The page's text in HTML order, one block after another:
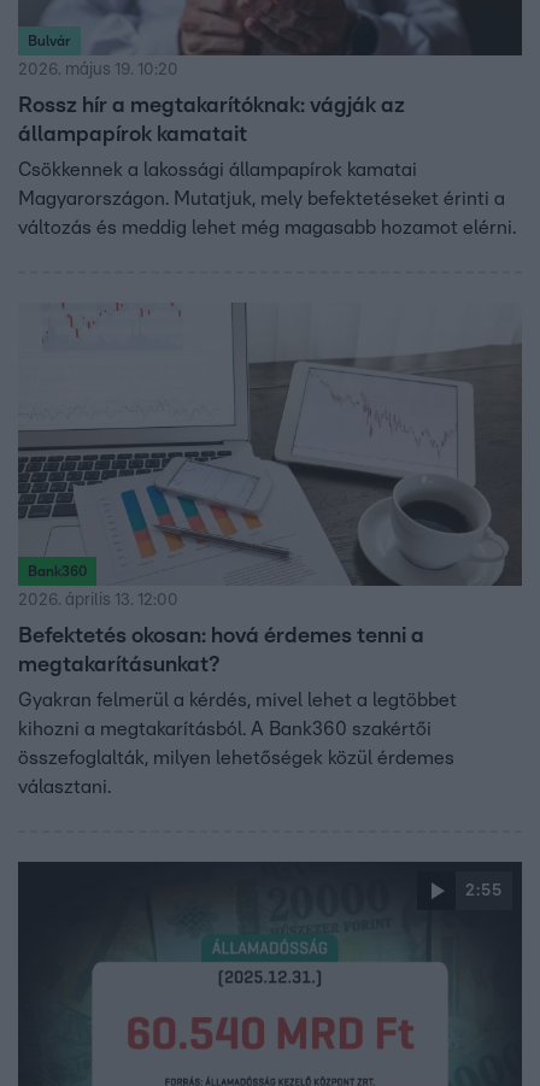
Bulvár
2026. május 19. 10:20
Rossz hír a megtakarítóknak: vágják az
állampapírok kamatait
Csökkennek a lakossági állampapírok kamatai
Magyarországon. Mutatjuk, mely befektetéseket érinti a
változás és meddig lehet még magasabb hozamot elérni.
Bank360
2026. április 13. 12:00
Befektetés okosan: hová érdemes tenni a
megtakarításunkat?
Gyakran felmerül a kérdés, mivel lehet a legtöbbet
kihozni a megtakarításból. A Bank360 szakértői
összefoglalták, milyen lehetőségek közül érdemes
választani.
2:55